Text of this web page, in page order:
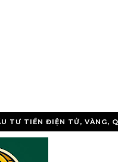
TƯ TIỀN ĐIỆN TỬ, VÀNG,